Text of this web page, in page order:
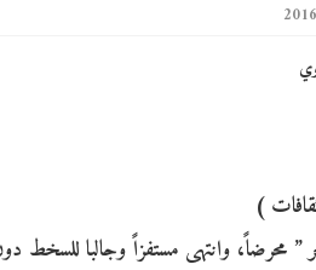
)
” محرضاً، وانتهى مستفزاً وجالبا للسخط